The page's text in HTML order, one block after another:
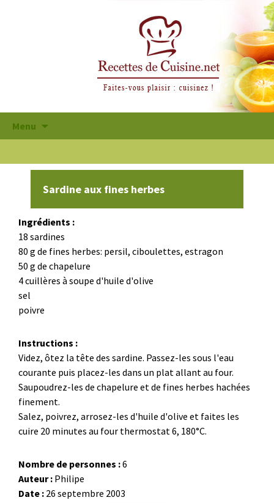
Menu
principal
Sardine aux fines herbes
Ingrédients :
18 sardines
80 g de fines herbes: persil, ciboulettes, estragon
50 g de chapelure
4 cuillères à soupe d'huile d'olive
sel
poivre
Instructions :
Videz, ôtez la tête des sardine. Passez-les sous l'eau
courante puis placez-les dans un plat allant au four.
Saupoudrez-les de chapelure et de fines herbes hachées
finement.
Salez, poivrez, arrosez-les d'huile d'olive et faites les
cuire 20 minutes au four thermostat 6, 180°C.
Nombre de personnes :6
Auteur : Philipe
Date : 26 septembre 2003